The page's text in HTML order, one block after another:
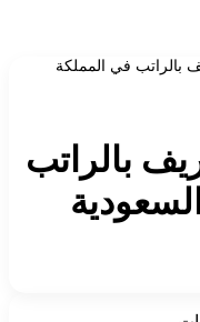
بالراتب في المملكة
بالراتب